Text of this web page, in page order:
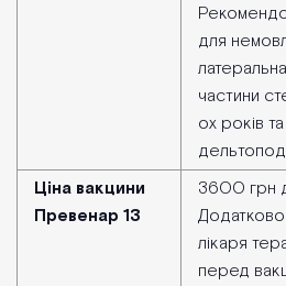
для
частини
ох років
Ціна вакцини
Превенар 13
3600 грн
лікаря
перед